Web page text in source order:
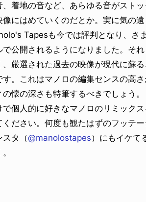
、着地の音など、あらゆる音がスト
にはめていくのだとか。実に気の遠
Tapesも今では評判となり、さ
で公開されるようになりました。そ
、厳選された過去の映像が現代に蘇
す。これはマノロの編集センスの高
懐の深さも特筆するべきでしょう。
個人的に好きなマノロのリミック
ください。何度も観たはずのフッテ
スタ（@manolostapes）にもイケて